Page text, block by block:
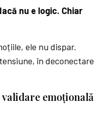
nu e logic. Chiar
ele nu dispar.
în deconectare
emoțională